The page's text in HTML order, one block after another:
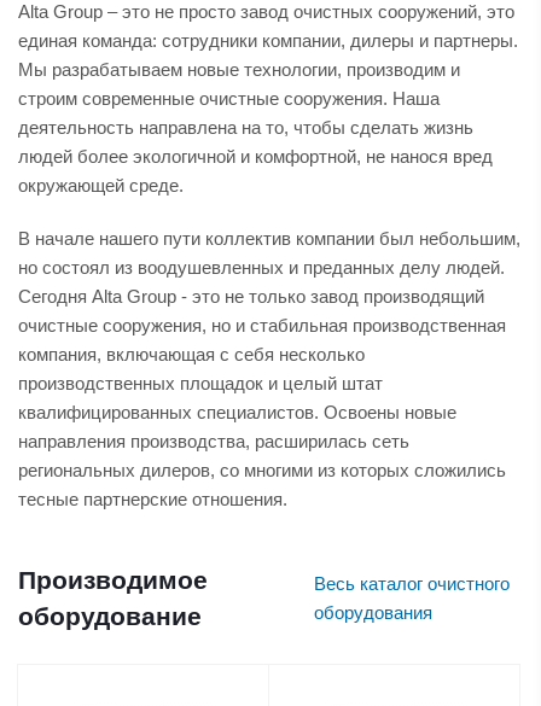
Alta Group – это не просто завод очистных сооружений, это
единая команда: сотрудники компании, дилеры и партнеры.
Мы разрабатываем новые технологии, производим и
строим современные очистные сооружения. Наша
деятельность направлена на то, чтобы сделать жизнь
людей более экологичной и комфортной, не нанося вред
окружающей среде.
В начале нашего пути коллектив компании был небольшим,
но состоял из воодушевленных и преданных делу людей.
Сегодня Alta Group - это не только завод производящий
очистные сооружения, но и стабильная производственная
компания, включающая с себя несколько
производственных площадок и целый штат
квалифицированных специалистов. Освоены новые
направления производства, расширилась сеть
региональных дилеров, со многими из которых сложились
тесные партнерские отношения.
Производимое
оборудование
Весь каталог очистного
оборудования